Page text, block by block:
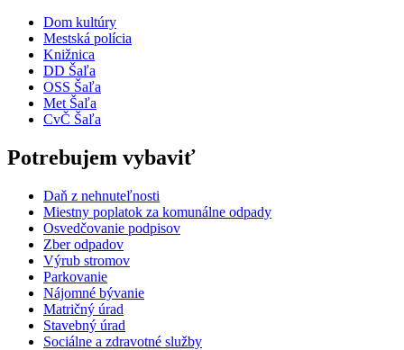
Dom kultúry
Mestská polícia
Knižnica
DD Šaľa
OSS Šaľa
Met Šaľa
CvČ Šaľa
Potrebujem vybaviť
Daň z nehnuteľnosti
Miestny poplatok za komunálne odpady
Osvedčovanie podpisov
Zber odpadov
Výrub stromov
Parkovanie
Nájomné bývanie
Matričný úrad
Stavebný úrad
Sociálne a zdravotné služby